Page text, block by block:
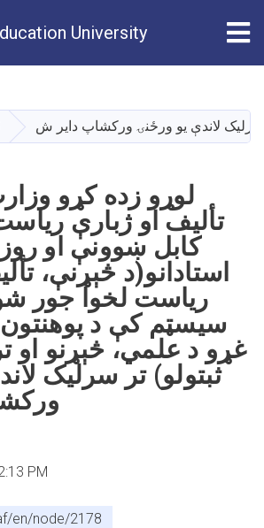
main
content
University
سرلیک لاندې یو ورځنۍ ورکشاپ دایر ش
لوړو زده کړو
تألیف او ژبارې
کابل ښوونې او
استادانو(د څېړنې،
ریاست لخوا جور
سیسټم کې د
غړو د علمي، څېړنو او
ثبتولو) تر سرلیک
PM
en/node/2178